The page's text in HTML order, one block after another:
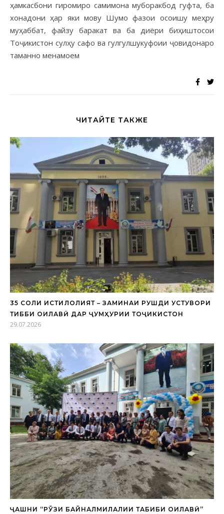
ҳамкасбони гиромиро самимона муборакбод гуфта, ба
хонадони ҳар яки мову Шумо фазои осоишу меҳру
муҳаббат, файзу баракат ва ба диёри биҳиштосои
Тоҷикистон сулҳу сафо ва гулгулшукуфоии ҷовидонаро
таманно менамоем
ЧИТАЙТЕ ТАКЖЕ
35 СОЛИ ИСТИҚЛОЛИЯТ – ЗАМИНАИ РУШДИ УСТУВОРИ
ТИББИ ОИЛАВӢ ДАР ҶУМҲУРИИ ТОҶИКИСТОН
29.07.2026
ҶАШНИ “РЎЗИ БАЙНАЛМИЛАЛИИ ТАБИБИ ОИЛАВӢ”